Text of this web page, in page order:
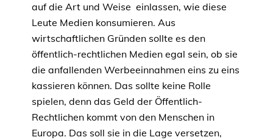
auf die Art und Weise einlassen, wie diese
Leute Medien konsumieren. Aus
wirtschaftlichen Gründen sollte es den
öffentlich-rechtlichen Medien egal sein, ob sie
die anfallenden Werbeeinnahmen eins zu eins
kassieren können. Das sollte keine Rolle
spielen, denn das Geld der Öffentlich-
Rechtlichen kommt von den Menschen in
Europa. Das soll sie in die Lage versetzen,